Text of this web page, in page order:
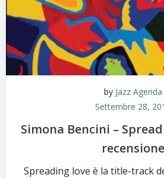
by Jazz Agenda
Settembre 28,
Simona Bencini –
recensione
Spreading love è la title-track